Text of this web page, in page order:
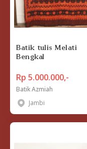
Batik tulis Melati
Bengkal
Rp 5.000.000,-
Batik Azmiah
Jambi